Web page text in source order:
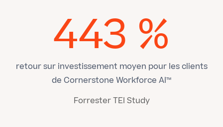
443 %
retour sur investissement moyen pour les clients
de Cornerstone Workforce AI™
Forrester TEI Study